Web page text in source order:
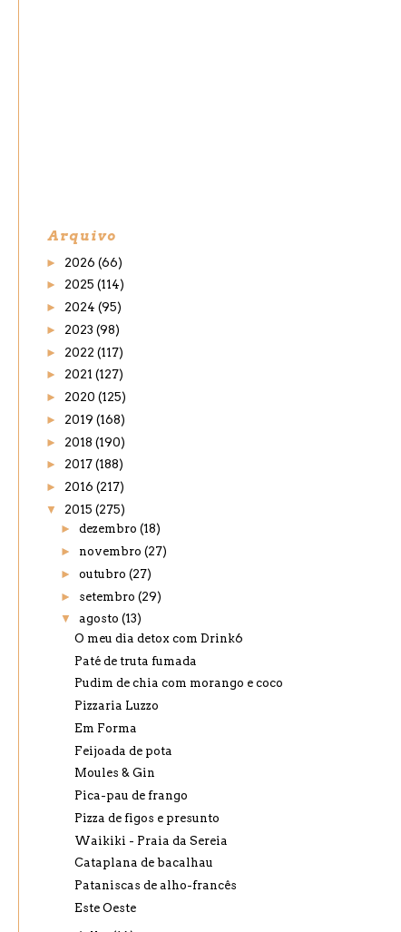
Arquivo
► 2026 (66)
► 2025 (114)
► 2024 (95)
► 2023 (98)
► 2022 (117)
► 2021 (127)
► 2020 (125)
► 2019 (168)
► 2018 (190)
► 2017 (188)
► 2016 (217)
▼ 2015 (275)
► dezembro (18)
► novembro (27)
► outubro (27)
► setembro (29)
▼ agosto (13)
O meu dia detox com Drink6
Paté de truta fumada
Pudim de chia com morango e coco
Pizzaria Luzzo
Em Forma
Feijoada de pota
Moules & Gin
Pica-pau de frango
Pizza de figos e presunto
Waikiki - Praia da Sereia
Cataplana de bacalhau
Pataniscas de alho-francês
Este Oeste